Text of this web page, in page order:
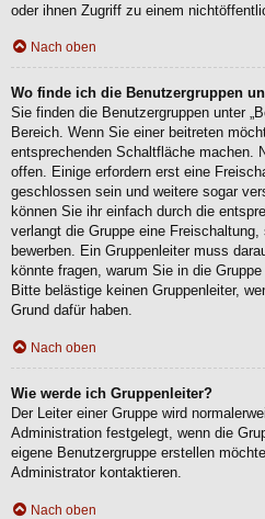
oder ihnen Zugriff zu einem
Nach oben
Wo finde ich die Benutzergruppen
Sie finden die Benutzergruppen unter
Bereich. Wenn Sie einer beitreten
entsprechenden Schaltfläche machen.
offen. Einige erfordern erst eine
geschlossen sein und weitere sogar
können Sie ihr einfach durch die
verlangt die Gruppe eine
bewerben. Ein Gruppenleiter muss
könnte fragen, warum Sie in die
Bitte belästige keinen Gruppenleiter,
Grund dafür haben.
Nach oben
Wie werde ich Gruppenleiter?
Der Leiter einer Gruppe wird
Administration festgelegt, wenn die
eigene Benutzergruppe erstellen
Administrator kontaktieren.
Nach oben